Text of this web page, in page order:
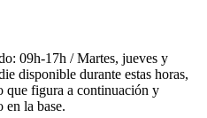
09h-17h / Martes, jueves y
disponible durante estas horas,
que figura a continuación y
en la base.